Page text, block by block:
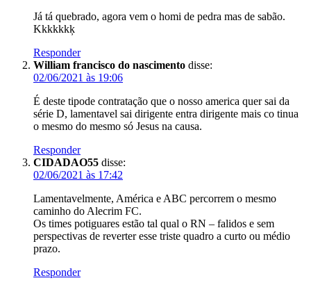
Já tá quebrado, agora vem o homi de pedra mas de sabão.
Kkkkkkķ
Responder
William francisco do nascimento disse:
02/06/2021 às 19:06
É deste tipode contratação que o nosso america quer sai da
série D, lamentavel sai dirigente entra dirigente mais co tinua
o mesmo do mesmo só Jesus na causa.
Responder
CIDADAO55 disse:
02/06/2021 às 17:42
Lamentavelmente, América e ABC percorrem o mesmo
caminho do Alecrim FC.
Os times potiguares estão tal qual o RN – falidos e sem
perspectivas de reverter esse triste quadro a curto ou médio
prazo.
Responder